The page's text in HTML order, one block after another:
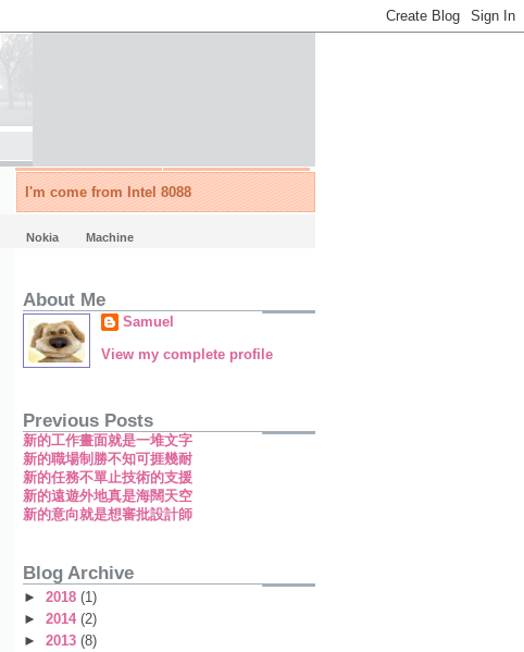
I'm come from Intel 8088
Nokia Machine
About Me
Samuel
View my complete profile
Previous Posts
新的工作畫面就是一堆文字
新的職場制勝不知可捱幾耐
新的任務不單止技術的支援
新的遠遊外地真是海闊天空
新的意向就是想審批設計師
Blog Archive
►2018(1)
►2014(2)
►2013(8)